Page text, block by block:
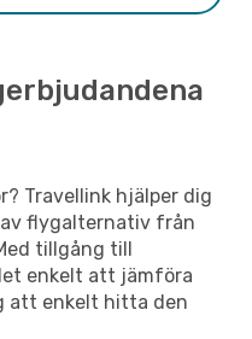
Travellink hjälper dig
flygalternativ från
tillgång till
enkelt att jämföra
att enkelt hitta den